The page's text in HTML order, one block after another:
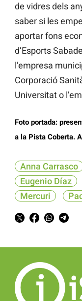
de vidres dels
saber si les
aportar fons
d’Esports
l’empresa
Corporació
Universitat o
Foto portada:
a la Pista Coberta.
Anna Carrasco
Eugenio Díaz
Mercuri